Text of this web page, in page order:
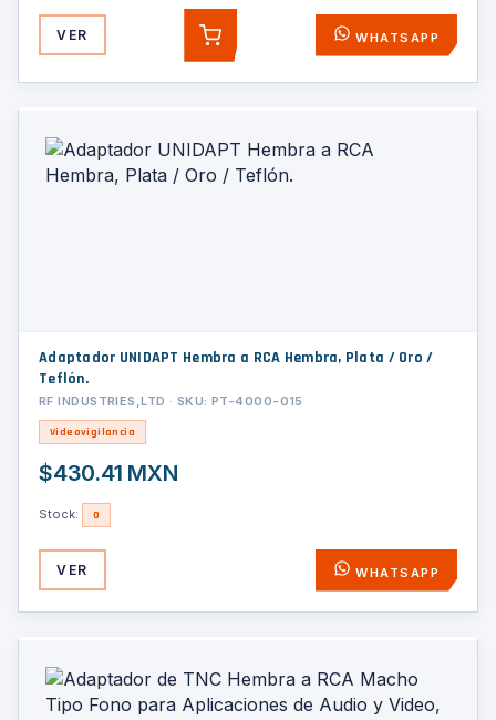
VER AGREGAR WHATSAPP
Adaptador UNIDAPT Hembra a RCA Hembra, Plata / Oro /
Teflón.
RF INDUSTRIES,LTD · SKU: PT-4000-015
Videovigilancia
$430.41 MXN
Stock: 0
VER WHATSAPP